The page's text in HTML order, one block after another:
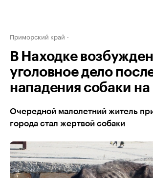
Приморский край
В Находке
уголовное дело
нападения собаки
Очередной малолетний житель
города стал жертвой собаки